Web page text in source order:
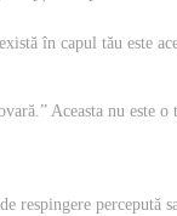
în capul tău este
Aceasta nu este
percepută